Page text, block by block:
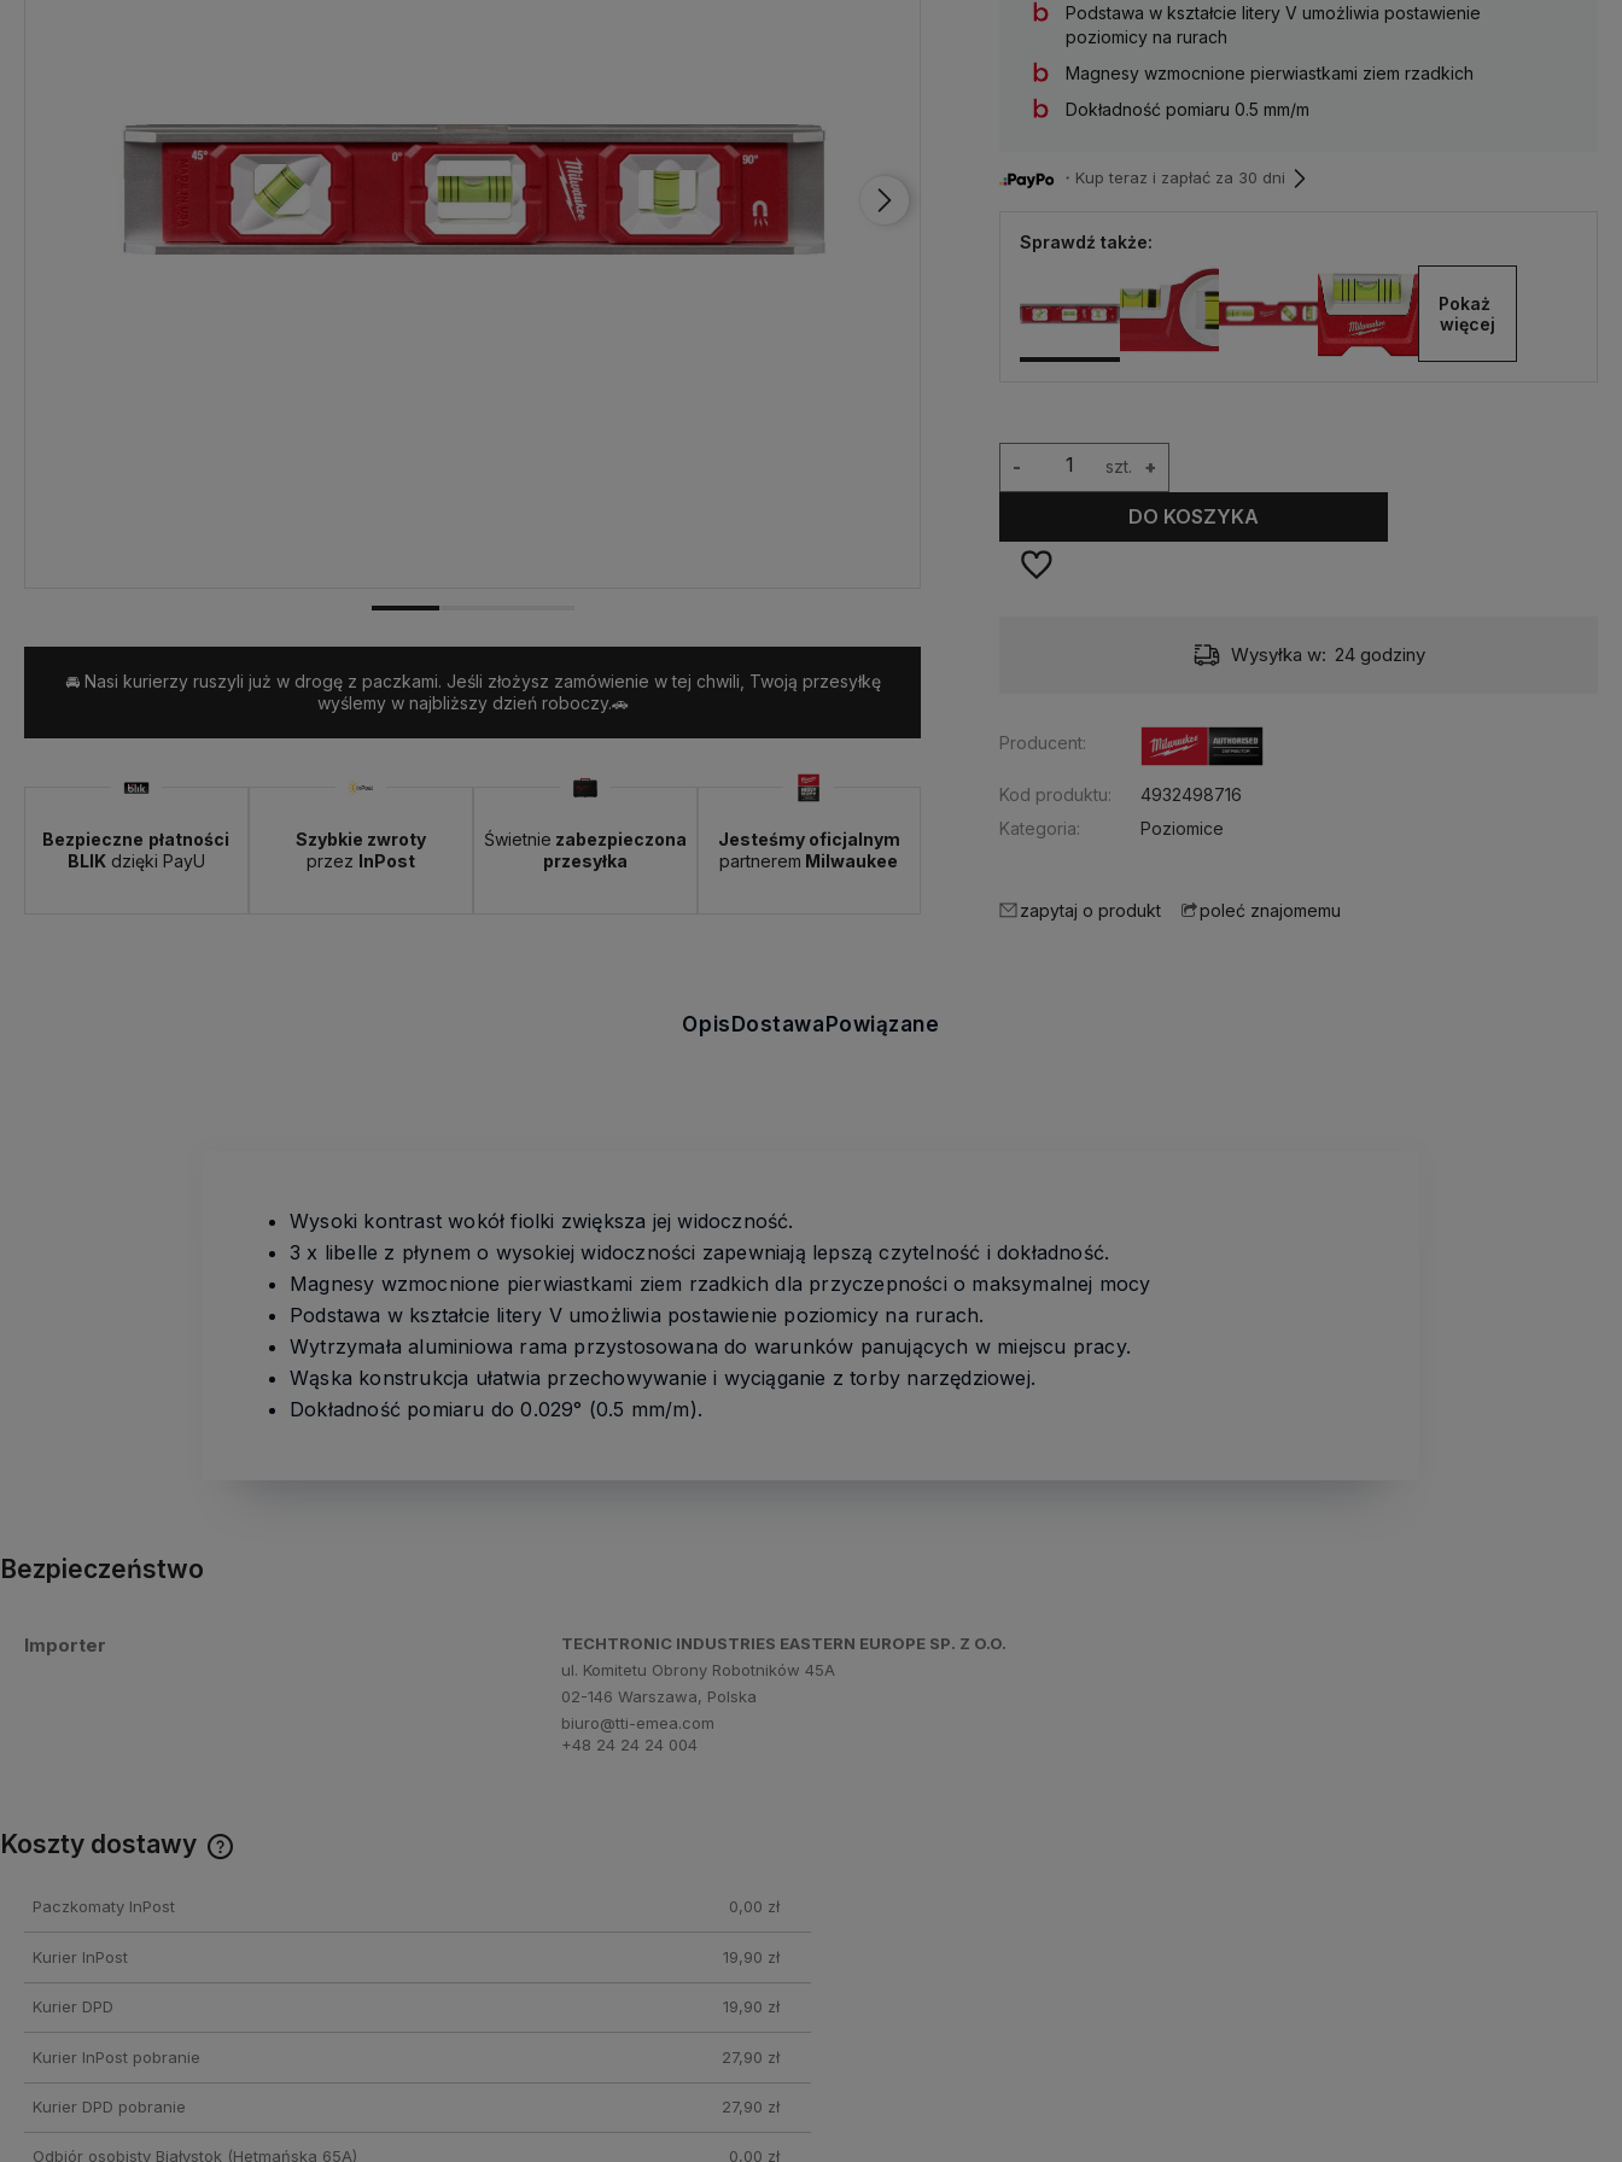
🚘 Nasi kurierzy ruszyli już w drogę z paczkami. Jeśli złożysz zamówienie w tej chwili, Twoją przesyłkę
wyślemy w najbliższy dzień roboczy.🚗
Bezpieczne płatności
BLIKdzięki PayU
Szybkie zwroty
przez InPost
Świetnie zabezpieczona
przesyłka
Jesteśmy oficjalnym
partnerem Milwaukee
Podstawa w kształcie litery V umożliwia postawienie
poziomicy na rurach
Magnesy wzmocnione pierwiastkami ziem rzadkich
Dokładność pomiaru 0.5 mm/m
・Kup teraz i zapłać za 30 dni
Sprawdź także:
Pokaż
więcej
szt. +
-
DO KOSZYKA
Dostawa: Darmowa Dostępność: > 10 szt. Wysyłka w: 24 godziny
Producent:
Kod produktu:
4932498716
Kategoria:
Poziomice
zapytaj o produkt poleć znajomemu
OpisDostawaPowiązane
Wysoki kontrast wokół fiolki zwiększa jej widoczność.
3 x libelle z płynem o wysokiej widoczności zapewniają lepszą czytelność i dokładność.
Magnesy wzmocnione pierwiastkami ziem rzadkich dla przyczepności o maksymalnej mocy
Podstawa w kształcie litery V umożliwia postawienie poziomicy na rurach.
Wytrzymała aluminiowa rama przystosowana do warunków panujących w miejscu pracy.
Wąska konstrukcja ułatwia przechowywanie i wyciąganie z torby narzędziowej.
Dokładność pomiaru do 0.029° (0.5 mm/m).
Bezpieczeństwo
Importer
TECHTRONIC INDUSTRIES EASTERN EUROPE SP. Z O.O.
ul. Komitetu Obrony Robotników 45A
02-146 Warszawa, Polska
biuro@tti-emea.com
+48 24 24 24 004
Koszty dostawy
Paczkomaty InPost 0,00 zł
Kurier InPost 19,90 zł
Kurier DPD 19,90 zł
Kurier InPost pobranie 27,90 zł
Kurier DPD pobranie 27,90 zł
Odbiór osobisty Białystok(Hetmańska 65A) 0,00 zł